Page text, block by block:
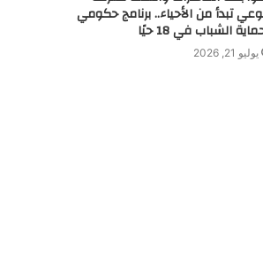
تبدأ من الأحياء.. برنامج حكومي
الشباب في 18 حيًا
يوليو 21, 2026